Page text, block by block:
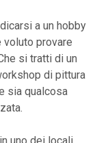
a un hobby
voluto provare
si tratti di un
di pittura
sia qualcosa
uno dei locali